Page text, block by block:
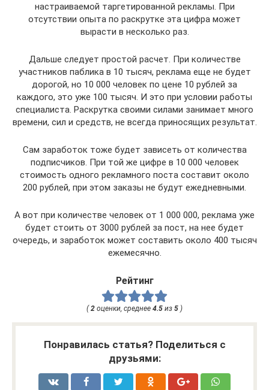
настраиваемой таргетированной рекламы. При
отсутствии опыта по раскрутке эта цифра может
вырасти в несколько раз.
Дальше следует простой расчет. При количестве
участников паблика в 10 тысяч, реклама еще не будет
дорогой, но 10 000 человек по цене 10 рублей за
каждого, это уже 100 тысяч. И это при условии работы
специалиста. Раскрутка своими силами занимает много
времени, сил и средств, не всегда приносящих результат.
Сам заработок тоже будет зависеть от количества
подписчиков. При той же цифре в 10 000 человек
стоимость одного рекламного поста составит около
200 рублей, при этом заказы не будут ежедневными.
А вот при количестве человек от 1 000 000, реклама уже
будет стоить от 3000 рублей за пост, на нее будет
очередь, и заработок может составить около 400 тысяч
ежемесячно.
Рейтинг
( 2 оценки, среднее 4.5 из 5 )
Понравилась статья? Поделиться с
друзьями: